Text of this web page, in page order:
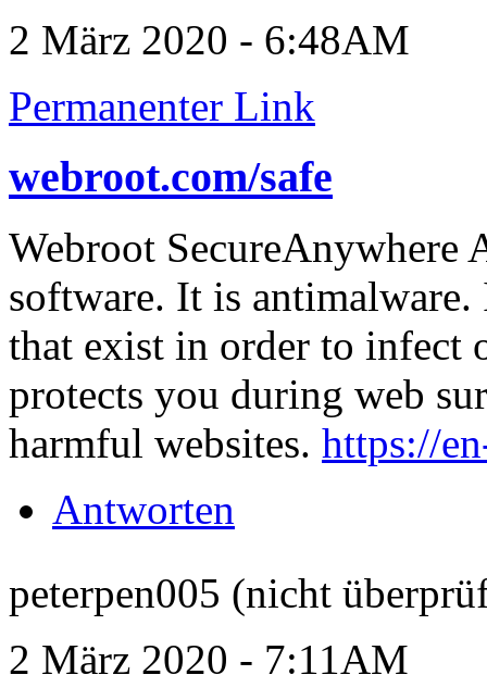
2 März 2020 - 6:48AM
Permanenter Link
webroot.com/safe
Webroot SecureAnywhere
software. It is
that exist in order to infect
protects you during web
harmful websites. https://
Antworten
peterpen005 (nicht
2 März 2020 - 7:11AM